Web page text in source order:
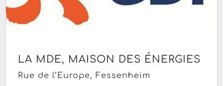
LA MDE, MAISON DES ÉNERGIES
Rue de l’Europe, Fessenheim